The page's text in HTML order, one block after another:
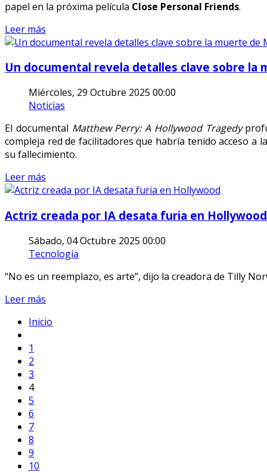
papel en la próxima película Close Personal Friends.
Leer más
Un documental revela detalles clave sobre la
Miércoles, 29 Octubre 2025 00:00
Noticias
El documental Matthew Perry: A Hollywood Tragedy
compleja red de facilitadores que habría tenido acceso
su fallecimiento.
Leer más
Actriz creada por IA desata furia en Hollywood
Sábado, 04 Octubre 2025 00:00
Tecnología
“No es un reemplazo, es arte”, dijo la creadora de Tilly
Leer más
Inicio
1
2
3
4
5
6
7
8
9
10